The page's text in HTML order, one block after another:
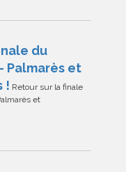
du
Palmarès et
! Retour sur la finale
et